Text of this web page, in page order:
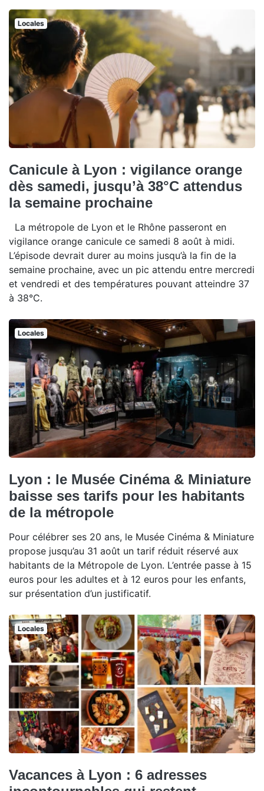
Locales
Canicule à Lyon : vigilance orange
dès samedi, jusqu’à 38°C attendus
la semaine prochaine
La métropole de Lyon et le Rhône passeront en
vigilance orange canicule ce samedi 8 août à midi.
L’épisode devrait durer au moins jusqu’à la fin de la
semaine prochaine, avec un pic attendu entre mercredi
et vendredi et des températures pouvant atteindre 37
à 38°C.
Locales
Lyon : le Musée Cinéma & Miniature
baisse ses tarifs pour les habitants
de la métropole
Pour célébrer ses 20 ans, le Musée Cinéma & Miniature
propose jusqu’au 31 août un tarif réduit réservé aux
habitants de la Métropole de Lyon. L’entrée passe à 15
euros pour les adultes et à 12 euros pour les enfants,
sur présentation d’un justificatif.
Locales
Vacances à Lyon : 6 adresses